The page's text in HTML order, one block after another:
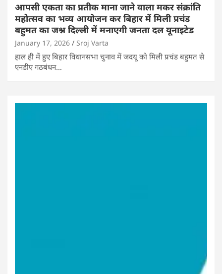
आपसी एकता का प्रतीक माना जाने वाला मकर संक्रांति
महोत्सव का भव्य आयोजन कर बिहार में मिली प्रचंड
बहुमत का जश्न दिल्ली में मनाएगी जनता दल यूनाइटेड
January 17, 2026 Sroj Varta
हाल ही में हुए बिहार विधानसभा चुनाव में जदयू को मिली प्रचंड बहुमत से
एनडीए गठबंधन…